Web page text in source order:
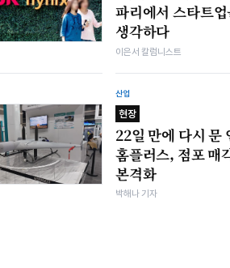
파리에서 스타트
생각하다
이은서 칼럼니스트
산업
현장
22일 만에 다시 문
홈플러스, 점포 매
본격화
박해나 기자